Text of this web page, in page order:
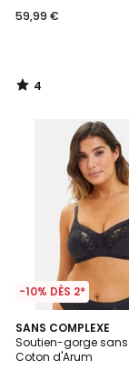
59,99 €
4
/
-10% DÈS 2*
SANS COMPLEXE
Soutien-gorge
Coton d'Arum
3,9
/ 5
2
Couleurs